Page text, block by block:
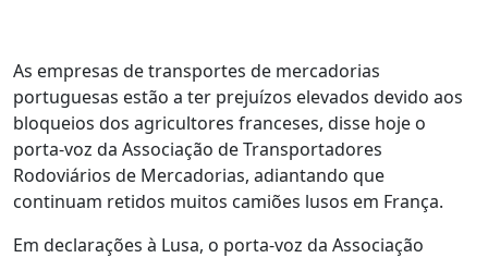
As empresas de transportes de mercadorias
portuguesas estão a ter prejuízos elevados devido aos
bloqueios dos agricultores franceses, disse hoje o
porta-voz da Associação de Transportadores
Rodoviários de Mercadorias, adiantando que
continuam retidos muitos camiões lusos em França.
Em declarações à Lusa, o porta-voz da Associação